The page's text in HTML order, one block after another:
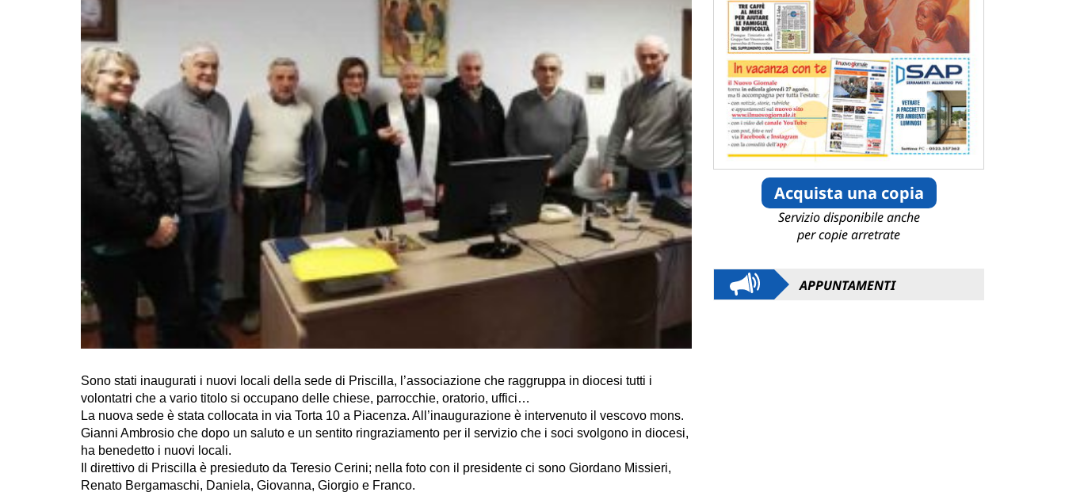
Sono stati inaugurati i nuovi locali della sede di Priscilla, l’associazione che raggruppa in diocesi tutti i
volontatri che a vario titolo si occupano delle chiese, parrocchie, oratorio, uffici…
La nuova sede è stata collocata in via Torta 10 a Piacenza. All’inaugurazione è intervenuto il vescovo mons.
Gianni Ambrosio che dopo un saluto e un sentito ringraziamento per il servizio che i soci svolgono in diocesi,
ha benedetto i nuovi locali.
Il direttivo di Priscilla è presieduto da Teresio Cerini; nella foto con il presidente ci sono Giordano Missieri,
Renato Bergamaschi, Daniela, Giovanna, Giorgio e Franco.
Acquista una copia
Servizio disponibile anche
per copie arretrate
APPUNTAMENTI